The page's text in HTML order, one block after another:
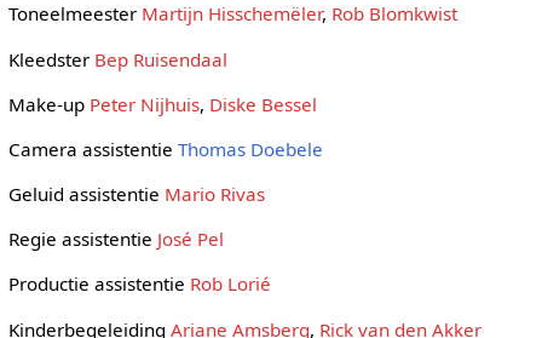
Toneelmeester Martijn Hisschemëler, Rob Blomkwist
Kleedster Bep Ruisendaal
Make-up Peter Nijhuis, Diske Bessel
Camera assistentie Thomas Doebele
Geluid assistentie Mario Rivas
Regie assistentie José Pel
Productie assistentie Rob Lorié
Kinderbegeleiding Ariane Amsberg, Rick van den Akker